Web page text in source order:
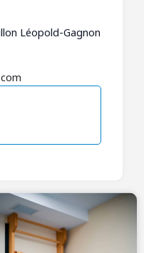
Léopold-Gagnon